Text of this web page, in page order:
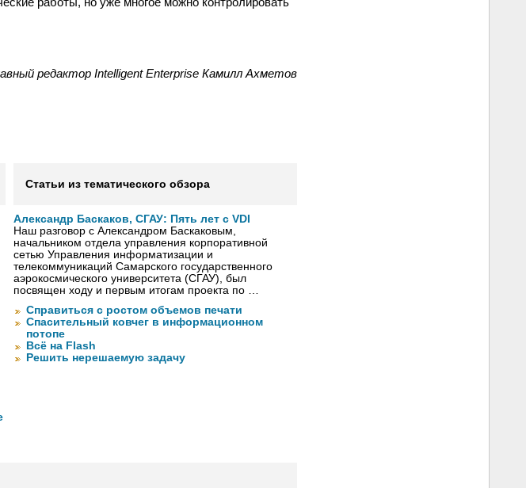
редактор Intelligent Enterprise Камилл Ахметов
Статьи из тематического обзора
Александр Баскаков, СГАУ: Пять лет с VDI
Наш разговор с Александром Баскаковым,
начальником отдела управления корпоративной
сетью Управления информатизации и
телекоммуникаций Самарского государственного
аэрокосмического университета (СГАУ), был
посвящен ходу и первым итогам проекта по …
Справиться с ростом объемов печати
Спасительный ковчег в информационном
потопе
Всё на Flash
Решить нерешаемую задачу